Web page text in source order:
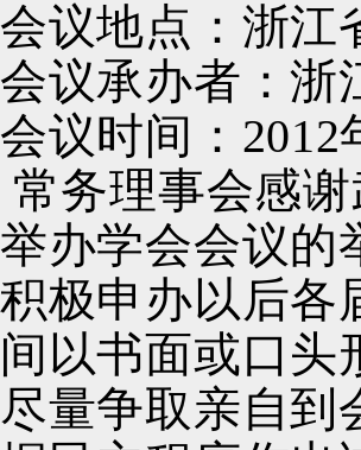
会议地点：浙江
会议承办者：浙
会议时间： 2012
常务理事会感
举办学会会议的
积极申办以后各
间以书面或口头
尽量争取亲自到